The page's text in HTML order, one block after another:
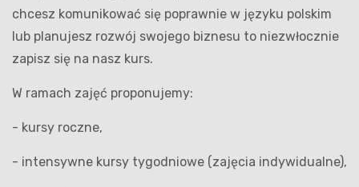
chcesz komunikować się poprawnie w języku polskim
lub planujesz rozwój swojego biznesu to niezwłocznie
zapisz się na nasz kurs.
W ramach zajęć proponujemy:
- kursy roczne,
- intensywne kursy tygodniowe (zajęcia indywidualne),